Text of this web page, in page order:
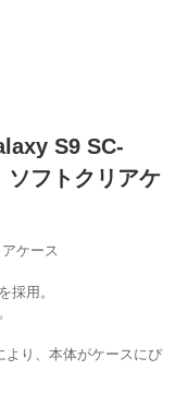
S9 SC-
ソフトクリアケ
ケース
採用。
り、本体がケースにぴ